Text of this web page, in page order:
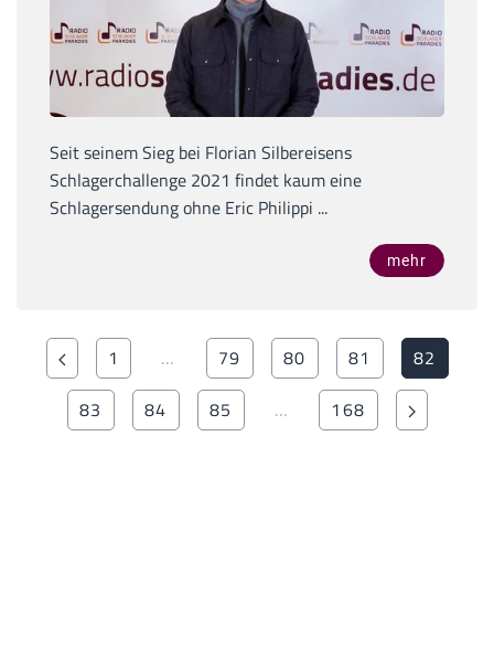
Seit seinem Sieg bei Florian Silbereisens
Schlagerchallenge 2021 findet kaum eine
Schlagersendung ohne Eric Philippi ...
mehr
1 … 79 80 81
82
83
84 85 … 168